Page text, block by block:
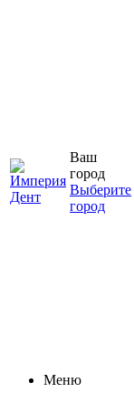
Ваш
город
Выберите
город
Меню